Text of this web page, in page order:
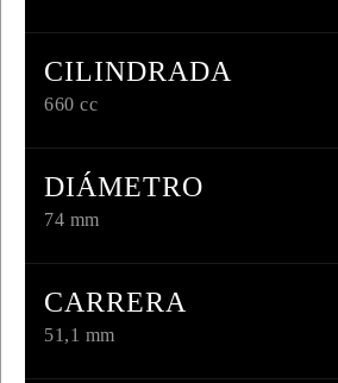
CILINDRADA
660 cc
DIÁMETRO
74 mm
CARRERA
51,1 mm